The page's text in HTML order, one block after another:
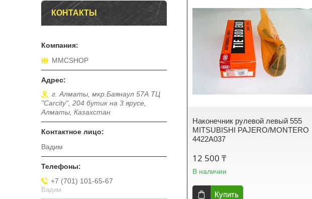
Наконечник рулевой левый 555
MITSUBISHI PAJERO/MONTERO
4422A037
12 500 ₸
В наличии
Купить
КОНТАКТЫ
MMCSHOP
г. Алматы, мкр.Баянаул 57А ТЦ
"Carcity", 204 бутик на 3 ярусе,
Алматы, Казахстан
Вадим
+7 (701) 101-65-67
Вадим